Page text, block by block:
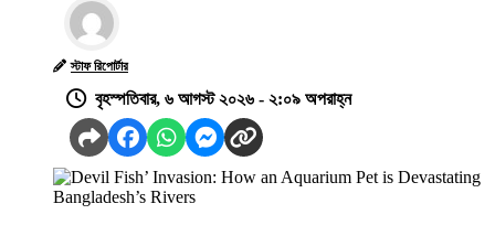
স্টাফ রিপোর্টার
বৃহস্পতিবার, ৬ আগস্ট ২০২৬ - ২:০৯ অপরাহ্ন